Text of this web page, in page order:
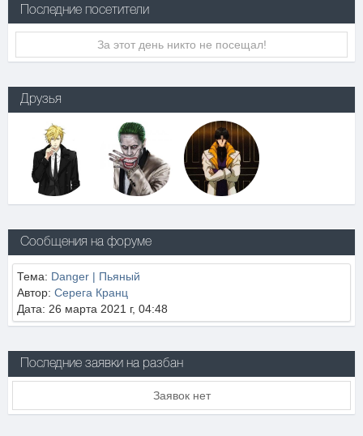
Последние посетители
За этот день никто не посещал!
Друзья
Сообщения на форуме
Тема: Danger | Пьяный
Автор: Серега Кранц
Дата: 26 марта 2021 г, 04:48
Последние заявки на разбан
Заявок нет